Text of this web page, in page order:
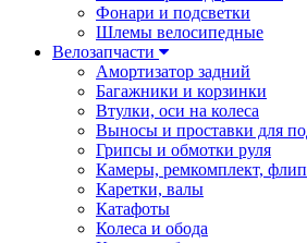
Фонари и подсветки
Шлемы велосипедные
Велозапчасти
Амортизатор задний
Багажники и корзинки
Втулки, оси на колеса
Выносы и проставки для
Грипсы и обмотки руля
Камеры, ремкомплект,
Каретки, валы
Катафоты
Колеса и обода